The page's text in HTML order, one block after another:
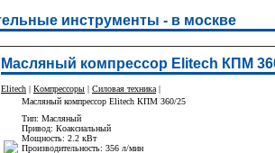
инструменты - в москве
Масляный компрессор Elitech КПМ
Elitech | Компрессоры | Силовая техника |
Масляный компрессор Elitech КПМ 360/25
Тип: Масляный
Привод: Коаксиальный
Мощность: 2.2 кВт
Производительность: 356 л/мин